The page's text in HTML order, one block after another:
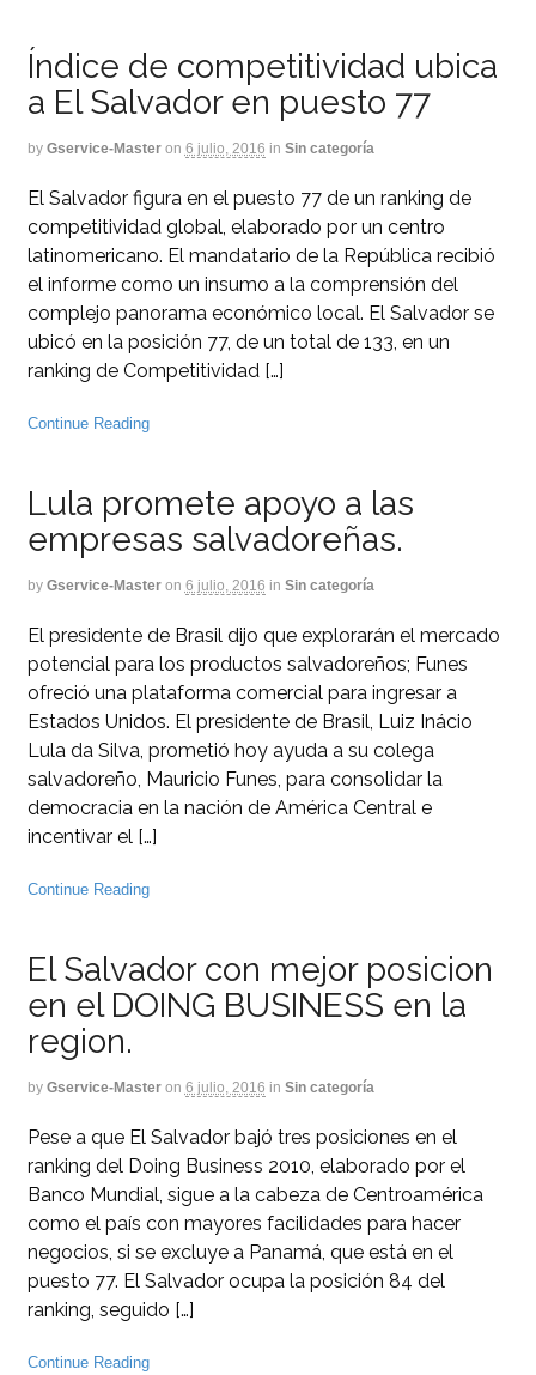
Índice de competitividad ubica
a El Salvador en puesto 77
by Gservice-Master on 6 julio, 2016 in Sin categoría
El Salvador figura en el puesto 77 de un ranking de
competitividad global, elaborado por un centro
latinomericano. El mandatario de la República recibió
el informe como un insumo a la comprensión del
complejo panorama económico local. El Salvador se
ubicó en la posición 77, de un total de 133, en un
ranking de Competitividad […]
Continue Reading
Lula promete apoyo a las
empresas salvadoreñas.
by Gservice-Master on 6 julio, 2016 in Sin categoría
El presidente de Brasil dijo que explorarán el mercado
potencial para los productos salvadoreños; Funes
ofreció una plataforma comercial para ingresar a
Estados Unidos. El presidente de Brasil, Luiz Inácio
Lula da Silva, prometió hoy ayuda a su colega
salvadoreño, Mauricio Funes, para consolidar la
democracia en la nación de América Central e
incentivar el […]
Continue Reading
El Salvador con mejor posicion
en el DOING BUSINESS en la
region.
by Gservice-Master on 6 julio, 2016 in Sin categoría
Pese a que El Salvador bajó tres posiciones en el
ranking del Doing Business 2010, elaborado por el
Banco Mundial, sigue a la cabeza de Centroamérica
como el país con mayores facilidades para hacer
negocios, si se excluye a Panamá, que está en el
puesto 77. El Salvador ocupa la posición 84 del
ranking, seguido […]
Continue Reading